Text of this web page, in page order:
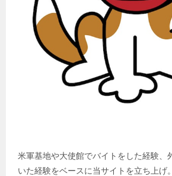
米軍基地や大使館でバイトをした経験、
いた経験をベースに当サイトを立ち上げ